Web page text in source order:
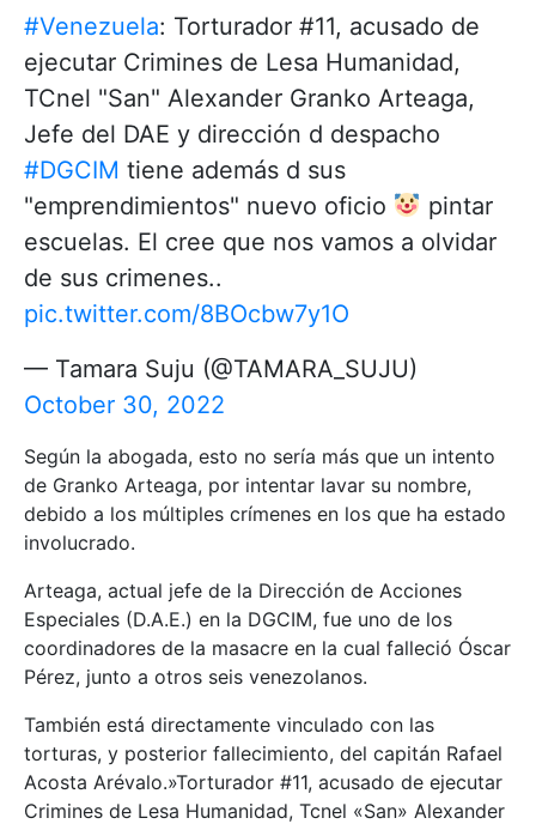
#Venezuela: Torturador #11, acusado de
ejecutar Crimines de Lesa Humanidad,
TCnel "San" Alexander Granko Arteaga,
Jefe del DAE y dirección d despacho
#DGCIM tiene además d sus
"emprendimientos" nuevo oficio
pintar
escuelas. El cree que nos vamos a olvidar
de sus crimenes..
pic.twitter.com/8BOcbw7y1O
— Tamara Suju (@TAMARA_SUJU)
October 30, 2022
Según la abogada, esto no sería más que un intento
de Granko Arteaga, por intentar lavar su nombre,
debido a los múltiples crímenes en los que ha estado
involucrado.
Arteaga, actual jefe de la Dirección de Acciones
Especiales (D.A.E.) en la DGCIM, fue uno de los
coordinadores de la masacre en la cual falleció Óscar
Pérez, junto a otros seis venezolanos.
También está directamente vinculado con las
torturas, y posterior fallecimiento, del capitán Rafael
Acosta Arévalo.»Torturador #11, acusado de ejecutar
Crimines de Lesa Humanidad, Tcnel «San» Alexander